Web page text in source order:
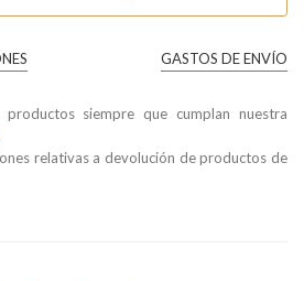
GASTOS DE ENVÍO
siempre que cumplan nuestra
relativas a devolución de productos de